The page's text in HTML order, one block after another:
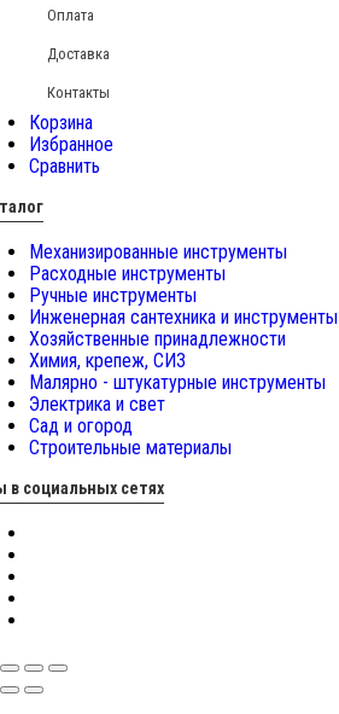
Оплата
Доставка
Контакты
Корзина
Избранное
Сравнить
Механизированные инструменты
Расходные инструменты
Ручные инструменты
Инженерная сантехника и инструменты
Хозяйственные принадлежности
Химия, крепеж, СИЗ
Малярно - штукатурные инструменты
Электрика и свет
Сад и огород
Строительные материалы
в социальных сетях